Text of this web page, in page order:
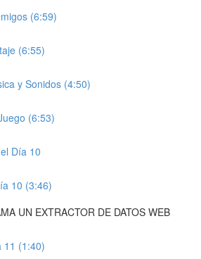
(6:59)
(6:55)
y Sonidos (4:50)
(6:53)
Día 10
10 (3:46)
UN EXTRACTOR DE DATOS WEB
11 (1:40)